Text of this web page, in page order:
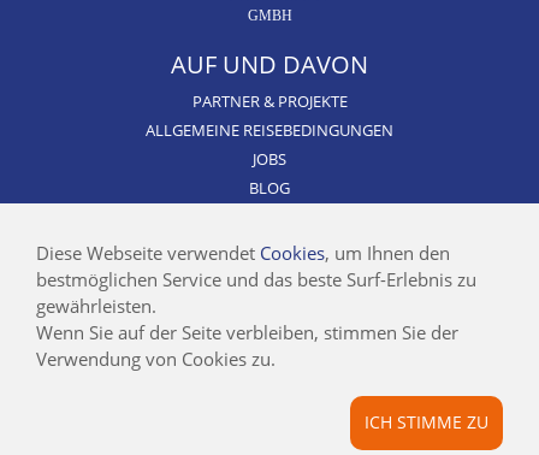
Diese Webseite verwendet Cookies, um Ihnen den
bestmöglichen Service und das beste Surf-Erlebnis zu
gewährleisten.
Wenn Sie auf der Seite verbleiben, stimmen Sie der
Verwendung von Cookies zu.
ICH STIMME ZU
GMBH
AUF UND DAVON
PARTNER & PROJEKTE
ALLGEMEINE REISEBEDINGUNGEN
JOBS
BLOG
AIRLINE BLACKLIST
KONTAKT
IMPRESSUM